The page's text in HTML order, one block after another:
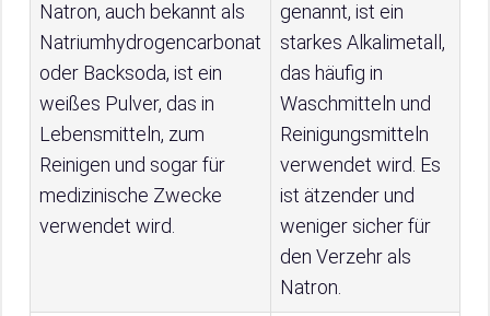
Natron, auch bekannt als
Natriumhydrogencarbonat
oder Backsoda, ist ein
weißes Pulver, das in
Lebensmitteln, zum
Reinigen und sogar für
medizinische Zwecke
verwendet wird.
genannt, ist ein
starkes Alkalimetall,
das häufig in
Waschmitteln und
Reinigungsmitteln
verwendet wird. Es
ist ätzender und
weniger sicher für
den Verzehr als
Natron.